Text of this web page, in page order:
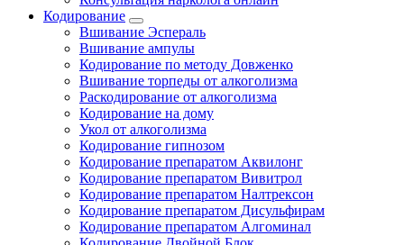
Кодирование
Вшивание Эспераль
Вшивание ампулы
Кодирование по методу Довженко
Вшивание торпеды от алкоголизма
Раскодирование от алкоголизма
Кодирование на дому
Укол от алкоголизма
Кодирование гипнозом
Кодирование препаратом Аквилонг
Кодирование препаратом Вивитрол
Кодирование препаратом Налтрексон
Кодирование препаратом Дисульфирам
Кодирование препаратом Алгоминал